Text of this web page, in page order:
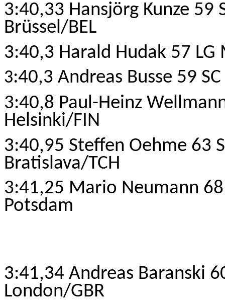
3:40,33 Hansjörg Kunze 59
Brüssel/BEL
3:40,3 Harald Hudak 57
3:40,3 Andreas Busse 59
3:40,8 Paul-Heinz
Helsinki/FIN
3:40,95 Steffen Oehme 63
Bratislava/TCH
3:41,25 Mario Neumann
Potsdam
3:41,34 Andreas Baranski
London/GBR